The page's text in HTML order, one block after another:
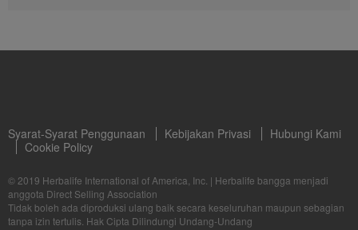
Syarat-Syarat Penggunaan Kebijakan Privasi
Hubungi Kami
Cookie Policy
© 2019 Herbalife International of America, Inc. | Herbalife bangga menjadi
anggota Direct Selling Association
Tidak boleh ada diproduksi ulang baik secara keseluruhan maupun sebagian
tanpa izin tertulis. Hak Cipta Dilindungi Undang-Undang